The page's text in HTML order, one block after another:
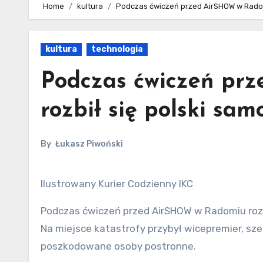
Home kultura Podczas ćwiczeń przed AirSHOW w
kultura technologia
Podczas ćwiczeń
rozbił się polski
By Łukasz Piwoński
Ilustrowany Kurier Codzienny IKC
Podczas ćwiczeń przed AirSHOW w Radomiu
Na miejsce katastrofy przybył wicepremier,
poszkodowane osoby postronne.